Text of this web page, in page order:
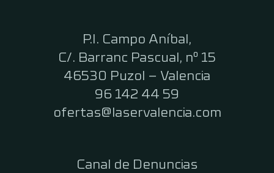
P.I. Campo Aníbal,
C/. Barranc Pascual, nº 15
46530 Puzol – Valencia
96 142 44 59
ofertas@laservalencia.com
Canal de Denuncias